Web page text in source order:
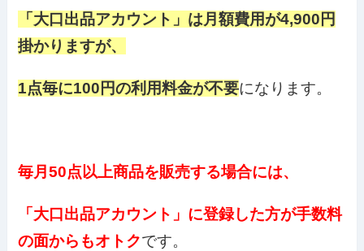
「大口出品アカウント」は月額費用が4,900円
掛かりますが、
1点毎に100円の利用料金が不要になります。
毎月50点以上商品を販売する場合には、
「大口出品アカウント」に登録した方が手数料
の面からもオトクです。